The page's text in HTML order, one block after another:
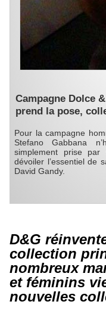
Campagne Dolce
prend la pose,
Pour la campagne
Stefano Gabbana
simplement prise
dévoiler l’essentiel de
David Gandy.
D&G
collection
nombreux
et féminins
nouvelles